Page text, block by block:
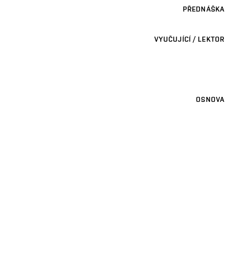
PŘEDNÁŠKA
VYUČUJÍCÍ / LEKTOR
OSNOVA